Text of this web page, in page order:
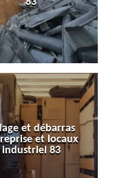
et débarras
et locaux
industriel 83